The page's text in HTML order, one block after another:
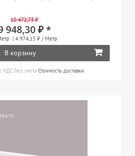
10 472,73 ₽
948,30 ₽ *
| 4 974,15 ₽ / Метр
В корзину
НДС без учета Стоимость доставки